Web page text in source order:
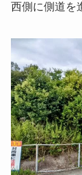
西側に側道を